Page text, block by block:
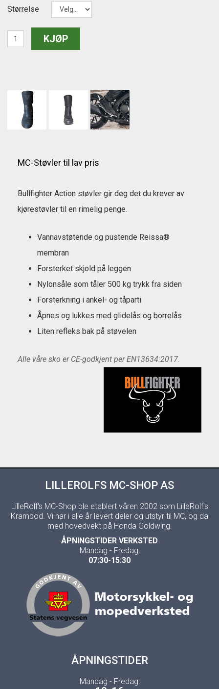
Størrelse
MC-Støvler til lav pris
Bullfighter Action støvler gir deg det du krever av
kjørestøvler til en rimelig penge.
Vannavstøtende og pustende Reissa®
membran
Forsterket skjold på leggen
Nylonsåle som tåler 500 kg trykk fra siden
Forsterkning i ankel- og tåparti
Åpnes og lukkes med glidelås og borrelås
Liten refleks bak på støvelen
Alle våre sko er CE-godkjent per EN13634:2017.
LILLEROLFS MC-SHOP AS
LilleRolf's MC-Shop ble etablert våren 2002 som LilleRolf's
Krambod. Vi har i alle år levert deler og utstyr til MC, og da
med hovedvekt på Honda Goldwing.
ÅPNINGSTIDER VERKSTED
Mandag - Fredag:
07:30-15:30
ÅPNINGSTIDER
Mandag - Fredag: